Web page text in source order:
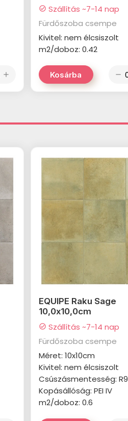
add
check_circle Szállítás ~7-14 nap
Fürdőszoba csempe
Kivitel: nem élcsiszolt
m2/doboz: 0.42
Kosárba remove
EQUIPE Raku Sage
10,0x10,0cm
check_circle Szállítás ~7-14 nap
Fürdőszoba csempe
Méret: 10x10cm
Kivitel: nem élcsiszolt
Csúszásmentesség: R9
Kopásállóság: PEI IV
m2/doboz: 0.6